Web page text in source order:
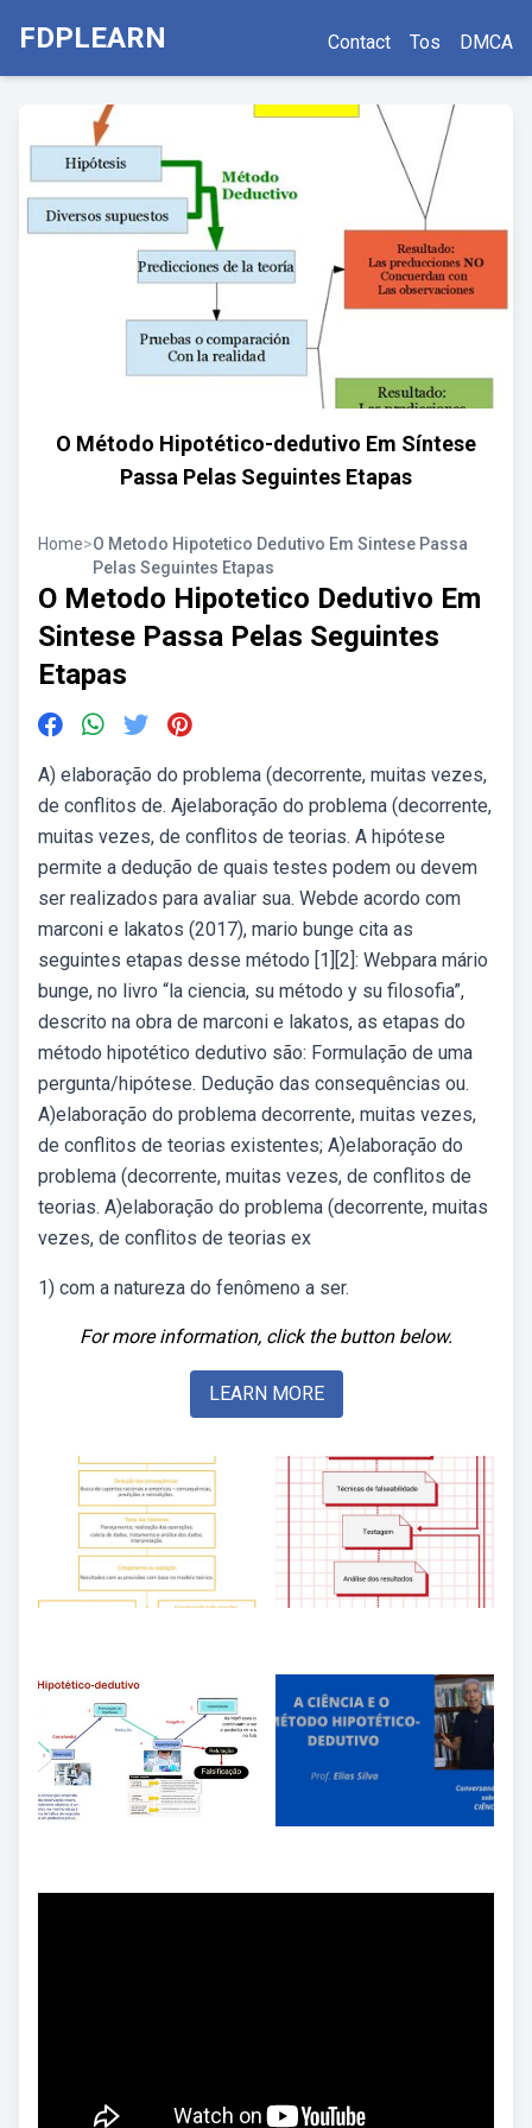
FDPLEARN Contact Tos DMCA
O Método Hipotético-dedutivo Em Síntese
Passa Pelas Seguintes Etapas
Home>O Metodo Hipotetico Dedutivo Em Sintese Passa
Pelas Seguintes Etapas
O Metodo Hipotetico Dedutivo Em
Sintese Passa Pelas Seguintes
Etapas
A) elaboração do problema (decorrente, muitas vezes,
de conflitos de. Ajelaboração do problema (decorrente,
muitas vezes, de conflitos de teorias. A hipótese
permite a dedução de quais testes podem ou devem
ser realizados para avaliar sua. Webde acordo com
marconi e lakatos (2017), mario bunge cita as
seguintes etapas desse método [1][2]: Webpara mário
bunge, no livro “la ciencia, su método y su filosofia”,
descrito na obra de marconi e lakatos, as etapas do
método hipotético dedutivo são: Formulação de uma
pergunta/hipótese. Dedução das consequências ou.
A)elaboração do problema decorrente, muitas vezes,
de conflitos de teorias existentes; A)elaboração do
problema (decorrente, muitas vezes, de conflitos de
teorias. A)elaboração do problema (decorrente, muitas
vezes, de conflitos de teorias ex
1) com a natureza do fenômeno a ser.
For more information, click the button below.
LEARN MORE